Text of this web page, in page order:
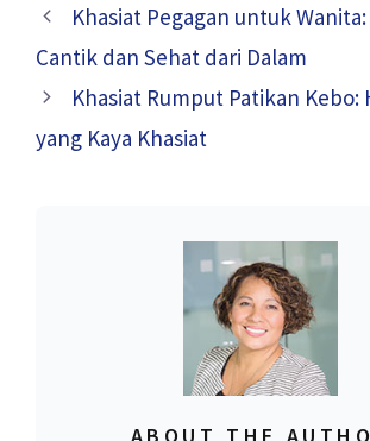
Khasiat Pegagan untuk
Cantik dan Sehat dari Dalam
Khasiat Rumput Patikan Kebo:
yang Kaya Khasiat
ABOUT THE